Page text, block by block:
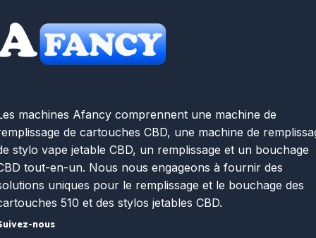
machines Afancy comprennent une machine de
de cartouches CBD, une machine de
stylo vape jetable CBD, un remplissage et un bouchage
tout-en-un. Nous nous engageons à fournir des
uniques pour le remplissage et le bouchage des
510 et des stylos jetables CBD.
nous